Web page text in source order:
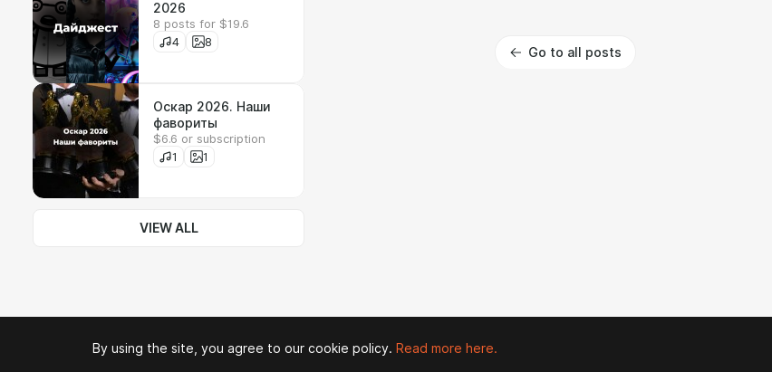
2026
8 posts for $19.6
4
8
Оскар 2026. Наши
фавориты
$6.6 or subscription
1
1
VIEW ALL
Go to all posts
By using the site, you agree to our cookie policy. Read more here.